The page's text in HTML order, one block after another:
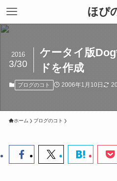
ほぴ
ケータイ版
ドを作成
2016
3/30
ブログのコト 2006年1月10日
ホーム ブログのコト